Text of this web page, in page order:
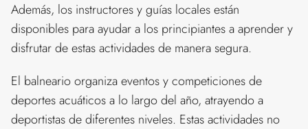
Además, los instructores y guías locales están
disponibles para ayudar a los principiantes a aprender y
disfrutar de estas actividades de manera segura.
El balneario organiza eventos y competiciones de
deportes acuáticos a lo largo del año, atrayendo a
deportistas de diferentes niveles. Estas actividades no